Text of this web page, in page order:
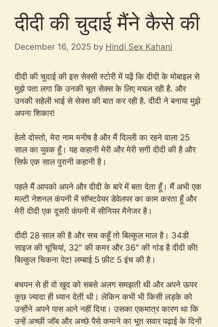
दीदी की चुदाई मैंने कैसे की
December 16, 2025 by Hindi Sex Kahani
दीदी की चुदाई की इस सेक्सी स्टोरी में पढ़ें कि दीदी के मोबाइल से
मुझे पता लगा कि उनकी चूत सेक्स के लिए मचल रही है. और
उनकी सहेली भाई से सेक्स की बात कर रही है. दीदी ने बनाया मुझे
अपना शिकार!
हेलो दोस्तो, मेरा नाम मनीष है और मैं दिल्ली का रहने वाला 25
साल का युवक हूँ। यह कहानी मेरी और मेरी सगी दीदी की है और
सिर्फ एक साल पुरानी कहानी है।
पहले मैं आपको अपने और दीदी के बारे में बता देता हूँ। मैं अभी एक
मल्टी नेशनल कंपनी में सॉफ्टवेयर डेवेलपर का काम करता हूँ और
मेरी दीदी एक दूसरी कंपनी में सीनियर मैनेजर है।
दीदी 28 साल की है और सच कहूँ तो बिल्कुल माल है। 34डी
साइज की चूचियां, 32″ की कमर और 36″ की गांड है दीदी की!
बिल्कुल चिकना पेट! लम्बाई 5 फ़ीट 5 इंच की है।
बचपन से ही वो खुद को सबसे अलग समझती थी और अपने ऊपर
कुछ ज्यादा ही ध्यान देती थी। लेकिन कभी भी किसी लड़के को
उन्होंने अपने पास आने नहीं दिया। उसका एकमात्र कारण था कि
उन्हें अच्छी जॉब और अच्छे पैसे कमाने का भूत सवार पढ़ाई के दिनों